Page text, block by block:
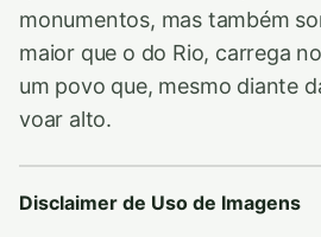
monumentos, mas também
maior que o do Rio, carrega
um povo que, mesmo diante
voar alto.
Disclaimer de Uso de Imagens